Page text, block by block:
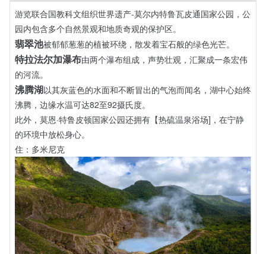
游览联合国教科文组织世界遗产-莫尔内特鲁瓦皮通国家公园，公
园内包含多个自然景观和地质奇观的保护区。
翡翠池被郁郁葱葱的植被环绕，散发着宝石般的绿色光芒。
特拉法尔加瀑布由两个瀑布组成，声势壮观，汇聚成一条宏伟
的河流。
沸腾湖以其灰蓝色的水面和不断冒出的气泡而闻名，湖中心始终
沸腾，边缘水温可达82至92摄氏度。
此外，莫恩·特鲁皮顿国家公园还拥有【热硫温泉浴场]，在宁静
的环境中放松身心。
住：多米尼克